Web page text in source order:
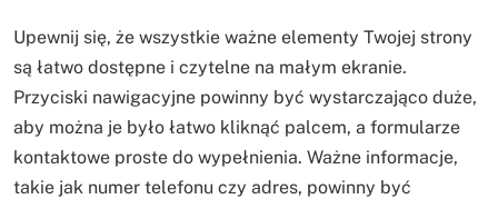
Upewnij się, że wszystkie ważne elementy Twojej strony
są łatwo dostępne i czytelne na małym ekranie.
Przyciski nawigacyjne powinny być wystarczająco duże,
aby można je było łatwo kliknąć palcem, a formularze
kontaktowe proste do wypełnienia. Ważne informacje,
takie jak numer telefonu czy adres, powinny być